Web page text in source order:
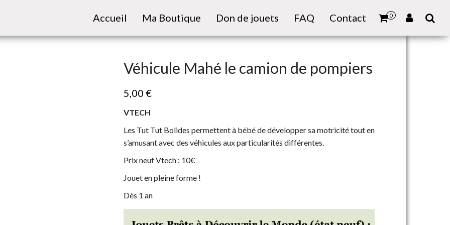
0
Accueil Ma Boutique Don de jouets FAQ Contact
Véhicule Mahé le camion de pompiers
5,00€
VTECH
Les Tut Tut Bolides permettent à bébé de développer sa motricité tout en
s’amusant avec des véhicules aux particularités différentes.
Prix neuf Vtech : 10€
Jouet en pleine forme !
Dès 1 an